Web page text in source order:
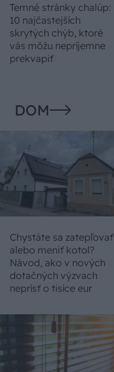
Temné stránky chalúp:
10 najčastejších
skrytých chýb, ktoré
vás môžu nepríjemne
prekvapiť
DOM
Chystáte sa zatepľovať
alebo meniť kotol?
Návod, ako v nových
dotačných výzvach
neprísť o tisíce eur